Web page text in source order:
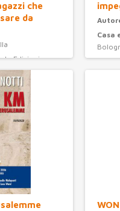
che
da
Edizioni
Casa
Anno